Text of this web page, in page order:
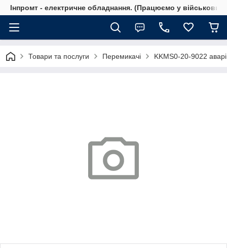
Інпромт - електричне обладнання. (Працюємо у військовий
Товари та послуги Перемикачі KKMS0-20-9022